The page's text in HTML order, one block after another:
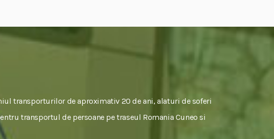
transporturilor de aproximativ 20 de ani, alaturi de soferi
transportul de persoane pe traseul Romania Cuneo si